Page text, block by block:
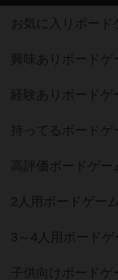
お気に入りボード
興味ありボード
経験ありボードゲ
持ってるボードゲ
高評価ボードゲー
2人用ボードゲー
3～4人用ボード
子供向けボードゲ